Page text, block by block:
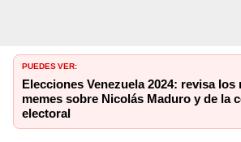
PUEDES VER:
Elecciones Venezuela 2024: revisa los
memes sobre Nicolás Maduro y de la
electoral